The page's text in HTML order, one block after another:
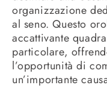
organizzazione
al seno. Questo
accattivante
particolare,
l’opportunità di
un’importante